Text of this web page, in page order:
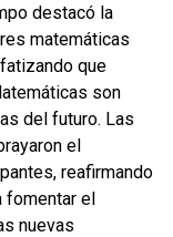
destacó la
matemáticas
que
son
del futuro. Las
el
reafirmando
fomentar el
nuevas